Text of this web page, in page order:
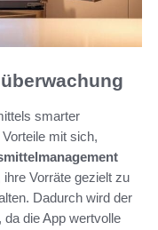
smarter
mit sich,
Vorräte gezielt zu
Dadurch wird der
die App wertvolle